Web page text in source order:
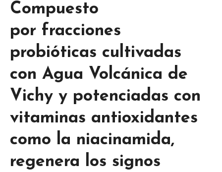
Compuesto
por fracciones
probióticas cultivadas
con Agua Volcánica de
Vichy y potenciadas con
vitaminas antioxidantes
como la niacinamida,
regenera los signos